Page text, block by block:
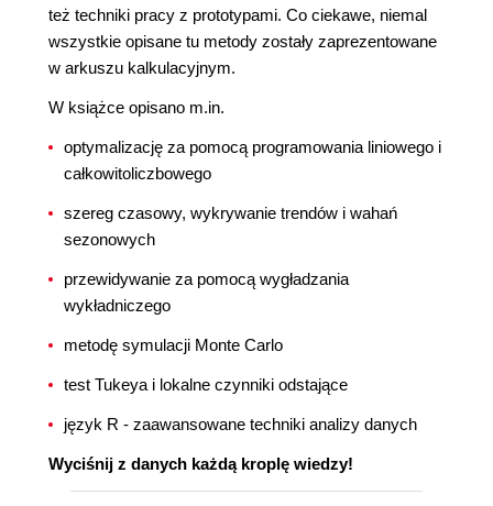
też techniki pracy z prototypami. Co ciekawe, niemal
wszystkie opisane tu metody zostały zaprezentowane
w arkuszu kalkulacyjnym.
W książce opisano m.in.
optymalizację za pomocą programowania liniowego i
całkowitoliczbowego
szereg czasowy, wykrywanie trendów i wahań
sezonowych
przewidywanie za pomocą wygładzania
wykładniczego
metodę symulacji Monte Carlo
test Tukeya i lokalne czynniki odstające
język R - zaawansowane techniki analizy danych
Wyciśnij z danych każdą kroplę wiedzy!